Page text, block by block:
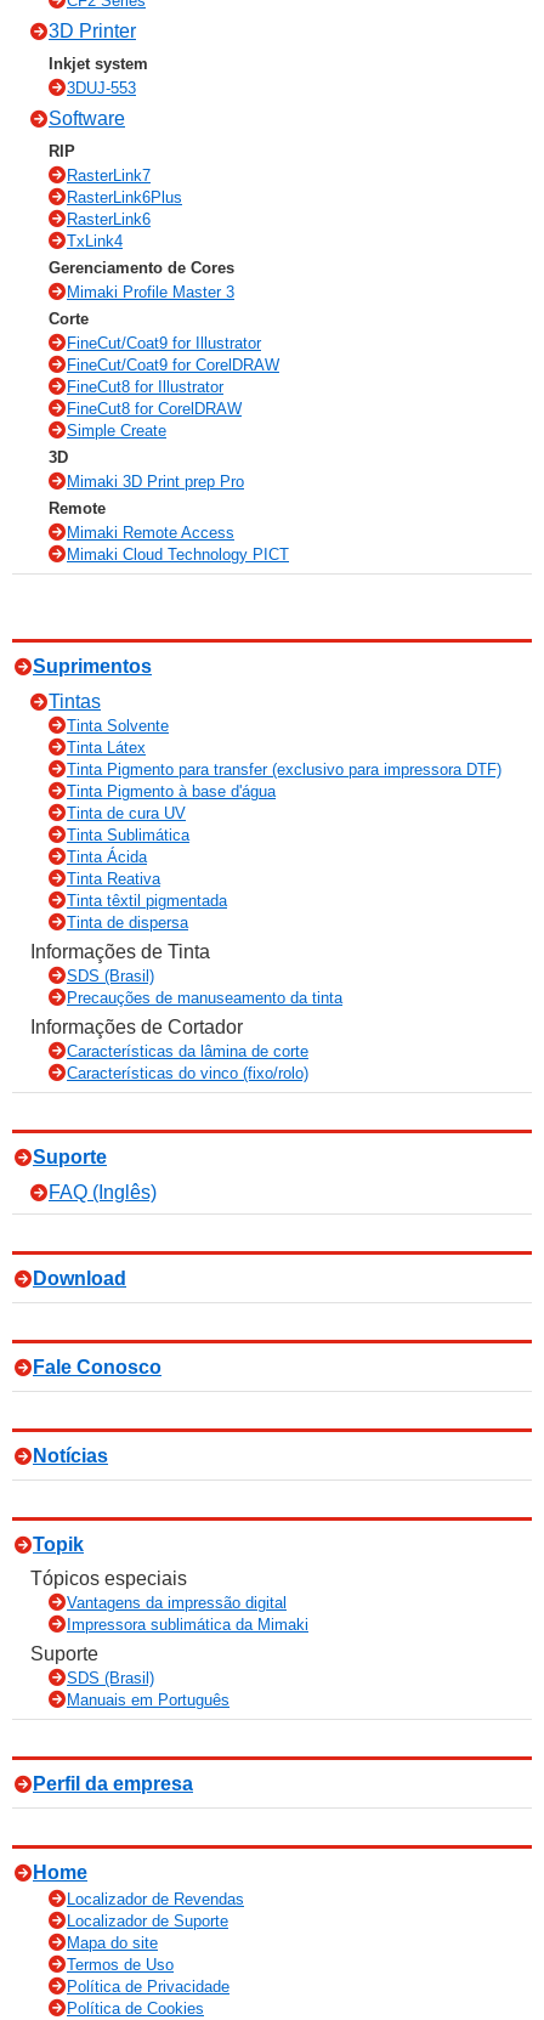
3D Printer
Inkjet system
3DUJ-553
Software
RIP
RasterLink7
RasterLink6Plus
RasterLink6
TxLink4
Gerenciamento de Cores
Mimaki Profile Master 3
Corte
FineCut/Coat9 for Illustrator
FineCut/Coat9 for CorelDRAW
FineCut8 for Illustrator
FineCut8 for CorelDRAW
Simple Create
3D
Mimaki 3D Print prep Pro
Remote
Mimaki Remote Access
Mimaki Cloud Technology PICT
Suprimentos
Tintas
Tinta Solvente
Tinta Látex
Tinta Pigmento para transfer (exclusivo para impressora DTF)
Tinta Pigmento à base d'água
Tinta de cura UV
Tinta Sublimática
Tinta Ácida
Tinta Reativa
Tinta têxtil pigmentada
Tinta de dispersa
Informações de Tinta
SDS (Brasil)
Precauções de manuseamento da tinta
Informações de Cortador
Características da lâmina de corte
Características do vinco (fixo/rolo)
Suporte
FAQ (Inglês)
Download
Fale Conosco
Notícias
Topik
Tópicos especiais
Vantagens da impressão digital
Impressora sublimática da Mimaki
Suporte
SDS (Brasil)
Manuais em Português
Perfil da empresa
Home
Localizador de Revendas
Localizador de Suporte
Mapa do site
Termos de Uso
Política de Privacidade
Política de Cookies